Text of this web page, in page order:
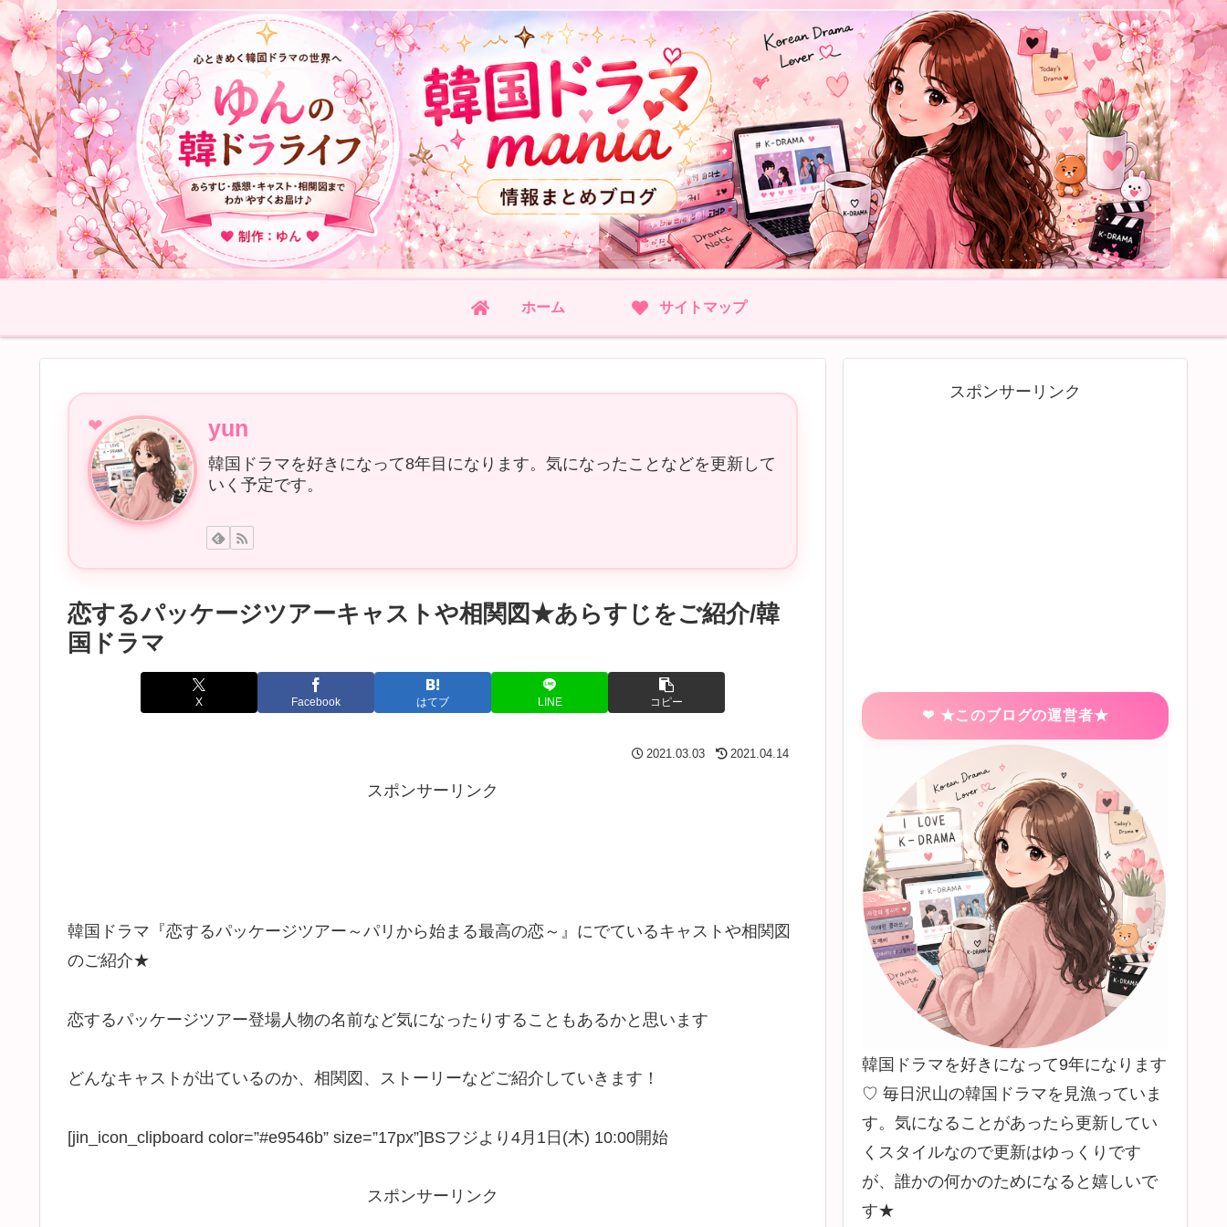
ホーム サイトマップ
yun
韓国ドラマを好きになって8年目になります。気になったことなどを更新して
いく予定です。
恋するパッケージツアーキャストや相関図★あらすじをご紹介/韓
国ドラマ
X Facebook はてブ LINE コピー
2021.03.03 2021.04.14
スポンサーリンク
韓国ドラマ『恋するパッケージツアー～パリから始まる最高の恋～』にでているキャストや相関図
のご紹介★
恋するパッケージツアー登場人物の名前など気になったりすることもあるかと思います
どんなキャストが出ているのか、相関図、ストーリーなどご紹介していきます！
[jin_icon_clipboard color=”#e9546b” size=”17px”]BSフジより4月1日(木) 10:00開始
スポンサーリンク
スポンサーリンク
★このブログの運営者★
韓国ドラマを好きになって9年になります
♡ 毎日沢山の韓国ドラマを見漁っていま
す。気になることがあったら更新してい
くスタイルなので更新はゆっくりです
が、誰かの何かのためになると嬉しいで
す★